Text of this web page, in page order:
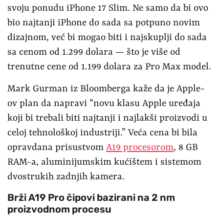
svoju ponudu iPhone 17 Slim. Ne samo da bi ovo
bio najtanji iPhone do sada sa potpuno novim
dizajnom, već bi mogao biti i najskuplji do sada
sa cenom od 1.299 dolara — što je više od
trenutne cene od 1.199 dolara za Pro Max model.
Mark Gurman iz Bloomberga kaže da je Apple-
ov plan da napravi “novu klasu Apple uređaja
koji bi trebali biti najtanji i najlakši proizvodi u
celoj tehnološkoj industriji.” Veća cena bi bila
opravdana prisustvom A19 procesorom, 8 GB
RAM-a, aluminijumskim kućištem i sistemom
dvostrukih zadnjih kamera.
Brži A19 Pro čipovi bazirani na 2 nm
proizvodnom procesu